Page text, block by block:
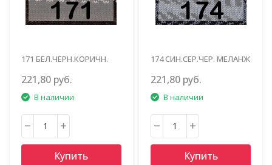
171 БЕЛ.ЧЕРН.КОРИЧН.
221,80 руб.
В наличии
Купить
174 СИН.СЕР.ЧЕР. МЕЛАНЖ
221,80 руб.
В наличии
Купить